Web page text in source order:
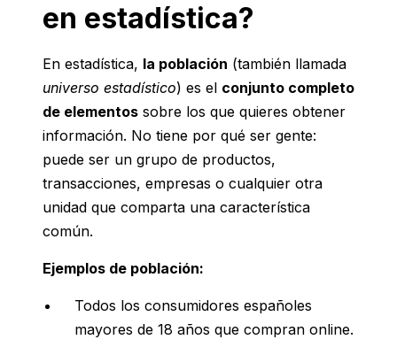
en estadística?
En estadística, la población (también llamada
universo estadístico) es el conjunto completo
de elementos sobre los que quieres obtener
información. No tiene por qué ser gente:
puede ser un grupo de productos,
transacciones, empresas o cualquier otra
unidad que comparta una característica
común.
Ejemplos de población:
Todos los consumidores españoles
mayores de 18 años que compran online.